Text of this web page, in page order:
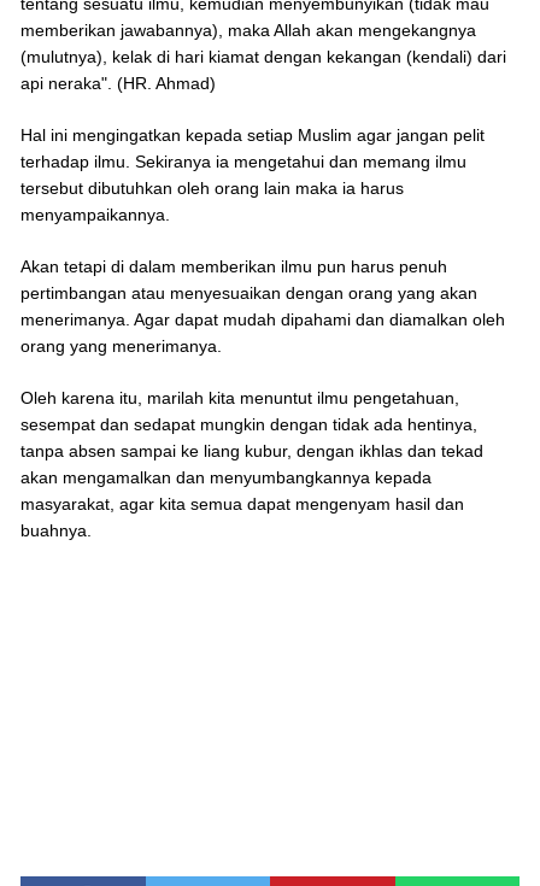
memberikan jawabannya), maka Allah akan mengekangnya
(mulutnya), kelak di hari kiamat dengan kekangan (kendali) dari
api neraka". (HR. Ahmad)
Hal ini mengingatkan kepada setiap Muslim agar jangan pelit
terhadap ilmu. Sekiranya ia mengetahui dan memang ilmu
tersebut dibutuhkan oleh orang lain maka ia harus
menyampaikannya.
Akan tetapi di dalam memberikan ilmu pun harus penuh
pertimbangan atau menyesuaikan dengan orang yang akan
menerimanya. Agar dapat mudah dipahami dan diamalkan oleh
orang yang menerimanya.
Oleh karena itu, marilah kita menuntut ilmu pengetahuan,
sesempat dan sedapat mungkin dengan tidak ada hentinya,
tanpa absen sampai ke liang kubur, dengan ikhlas dan tekad
akan mengamalkan dan menyumbangkannya kepada
masyarakat, agar kita semua dapat mengenyam hasil dan
buahnya.